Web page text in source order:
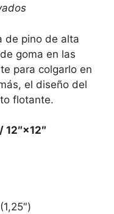
de pino de alta
goma en las
para colgarlo en
el diseño del
flotante.